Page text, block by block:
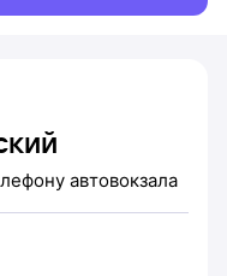
автовокзала